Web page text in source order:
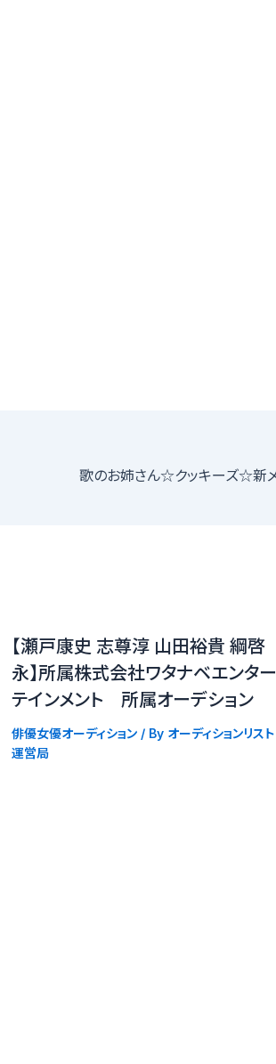
【瀬戸康史 志尊淳 山田裕貴 綱啓
永】所属株式会社ワタナベエンター
テインメント 所属オーデション
俳優女優オーディション/ By オーディションリスト
運営局